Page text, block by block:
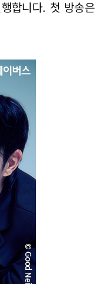
합니다. 첫 방송은